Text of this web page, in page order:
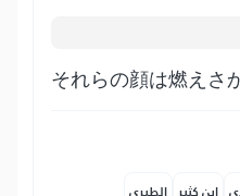
それらの顔は燃えさ